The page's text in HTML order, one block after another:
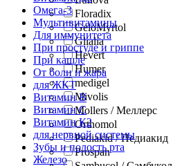
Floradix
GeloMyrtol
Glialia
Hevert
Humer
medigel
Mivolis
Mollers / Меллерс
Orthomol
Pediakid / Педиакид
Prospan
Омега-3
Мультивитамины
Для иммунитета
При простуде и гриппе
При кашле
От боли и жара
для ЖКТ
Витамин В
Витамин С
Витамин К2
для нервной системы
Зубы и полость рта
Железо